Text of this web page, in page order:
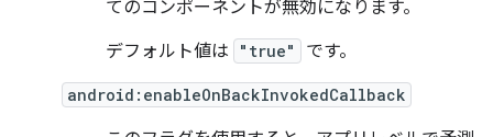
てのコンポーネントが無効になります。
デフォルト値は
"true" です。
android:enableOnBackInvokedCallback